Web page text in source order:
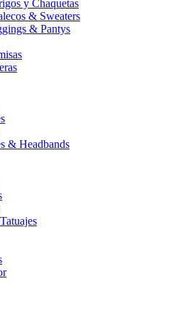
y Chaquetas
& Sweaters
& Pantys
& Headbands